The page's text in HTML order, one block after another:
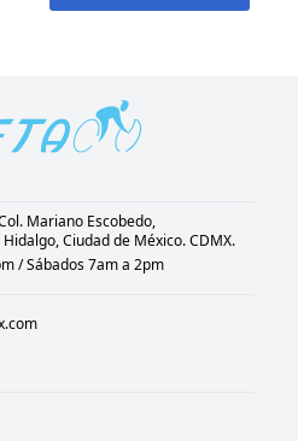
Mariano Escobedo,
Ciudad de México. CDMX.
/ Sábados 7am a 2pm